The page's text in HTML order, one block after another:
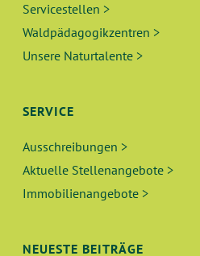
Servicestellen >
Waldpädagogikzentren >
Unsere Naturtalente >
SERVICE
Ausschreibungen >
Aktuelle Stellenangebote >
Immobilienangebote >
NEUESTE BEITRÄGE